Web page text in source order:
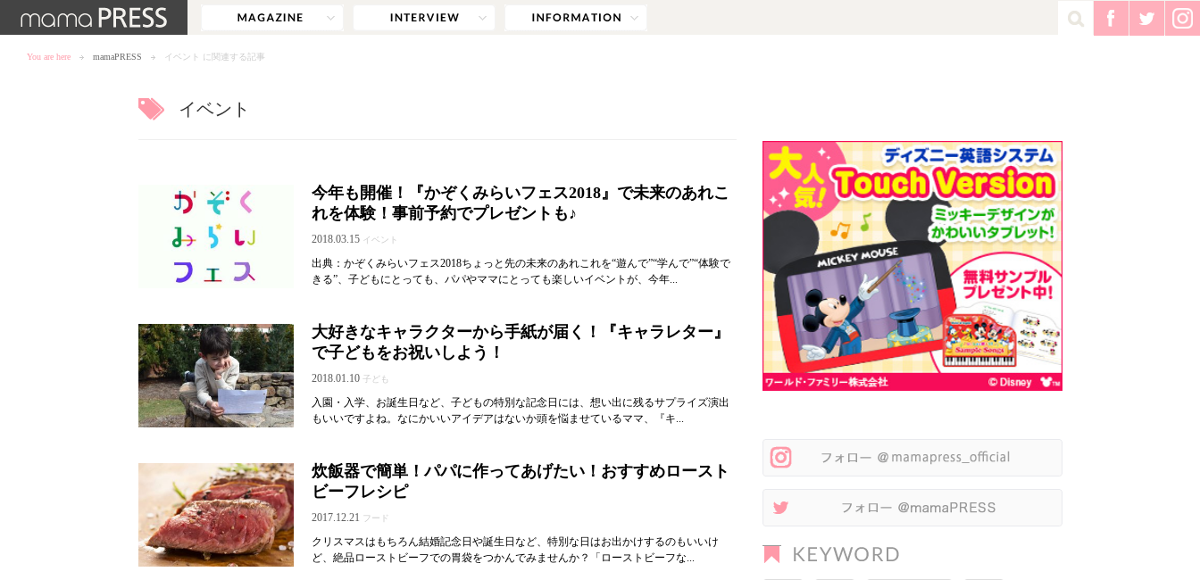
You are here mamaPRESS イベント に関連する記事
イベント
今年も開催！『かぞくみらいフェス2018』で未来のあれこ
れを体験！事前予約でプレゼントも♪
2018.03.15 イベント
出典：かぞくみらいフェス2018ちょっと先の未来のあれこれを“遊んで”“学んで”“体験で
きる”、子どもにとっても、パパやママにとっても楽しいイベントが、今年...
大好きなキャラクターから手紙が届く！『キャラレター』
で子どもをお祝いしよう！
2018.01.10 子ども
入園・入学、お誕生日など、子どもの特別な記念日には、想い出に残るサプライズ演出
もいいですよね。なにかいいアイデアはないか頭を悩ませているママ、『キ...
炊飯器で簡単！パパに作ってあげたい！おすすめロースト
ビーフレシピ
2017.12.21 フード
クリスマスはもちろん結婚記念日や誕生日など、特別な日はお出かけするのもいいけ
ど、絶品ローストビーフでの胃袋をつかんでみませんか？「ローストビーフな...